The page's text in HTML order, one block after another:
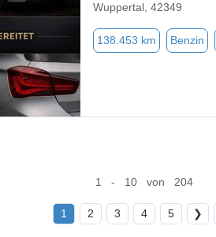
Wuppertal, 42349
138.453 km Benzin
1 - 10 von 204
1 2 3 4 5 ❯